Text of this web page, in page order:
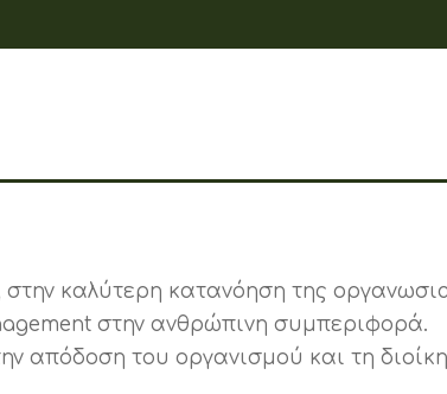
καλύτερη κατανόηση της
στην ανθρώπινη συμπεριφορά.
απόδοση του οργανισμού και τη